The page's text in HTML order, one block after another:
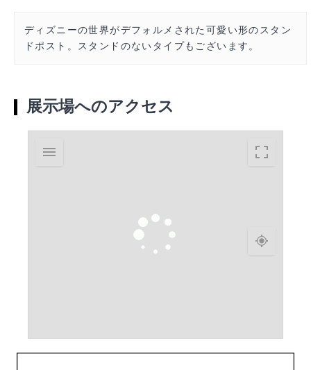
ディズニーの世界がデフォルメされた可愛い形のスタン
ドポスト。スタンドのないタイプもございます。
展示場へのアクセス